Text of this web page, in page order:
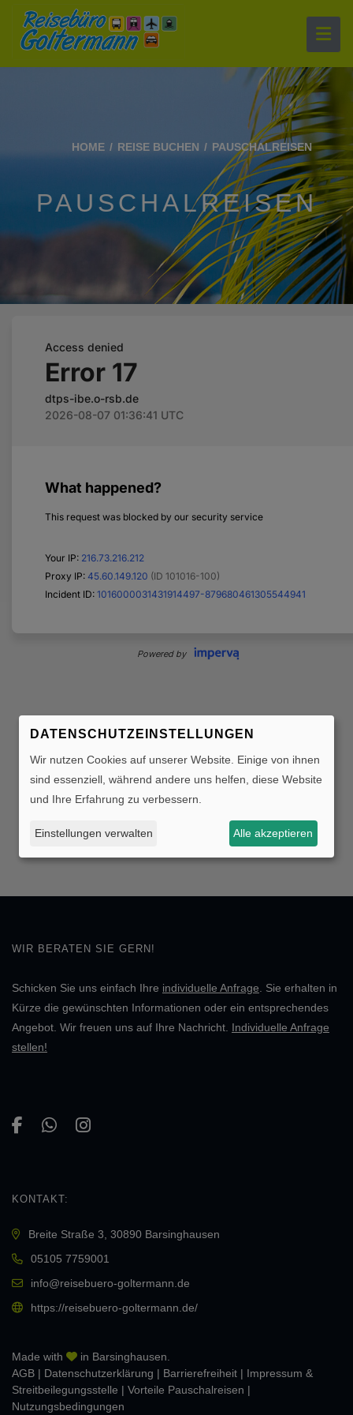
HOME REISE BUCHEN PAUSCHALREISEN
PAUSCHALREISEN
WIR BERATEN SIE GERN!
Schicken Sie uns einfach Ihre individuelle Anfrage . Sie erhalten in
Kürze die gewünschten Informationen oder ein entsprechendes
Angebot. Wir freuen uns auf Ihre Nachricht. Individuelle Anfrage
stellen!
KONTAKT:
Breite Straße 3, 30890 Barsinghausen
05105 7759001
info@reisebuero-goltermann.de
https://reisebuero-goltermann.de/
Made with
in Barsinghausen.
AGB | Daten­schutz­erklärung | Barrierefreiheit | Impressum &
Streitbeilegungsstelle | Vorteile Pauschalreisen |
Nutzungsbedingungen
DATENSCHUTZEINSTELLUNGEN
Wir nutzen Cookies auf unserer Website. Einige von ihnen
sind essenziell, während andere uns helfen, diese Website
und Ihre Erfahrung zu verbessern.
Einstellungen verwalten Alle akzeptieren